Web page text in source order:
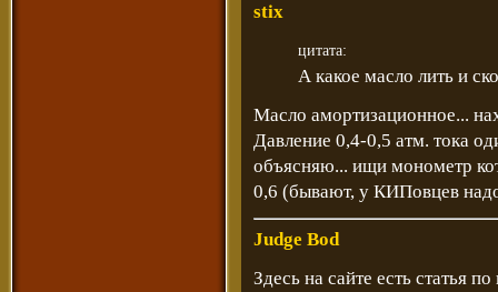
stix
цитата:
А какое масло лить и
Масло амортизационное...
Давление 0,4-0,5 атм. тока
объясняю... ищи монометр
0,6 (бывают, у КИПовцев
Judge Bod
Здесь на сайте есть статья